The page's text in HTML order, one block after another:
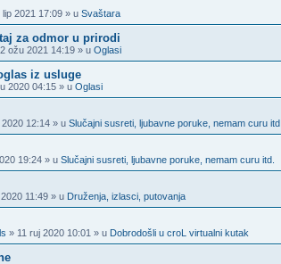
lip 2021 17:09 » u Svaštara
za odmor u prirodi
ožu 2021 14:19 » u Oglasi
iz usluge
2020 04:15 » u Oglasi
12:14 » u Slučajni susreti, ljubavne poruke, nemam curu itd.
19:24 » u Slučajni susreti, ljubavne poruke, nemam curu itd.
11:49 » u Druženja, izlasci, putovanja
» 11 ruj 2020 10:01 » u Dobrodošli u croL virtualni kutak